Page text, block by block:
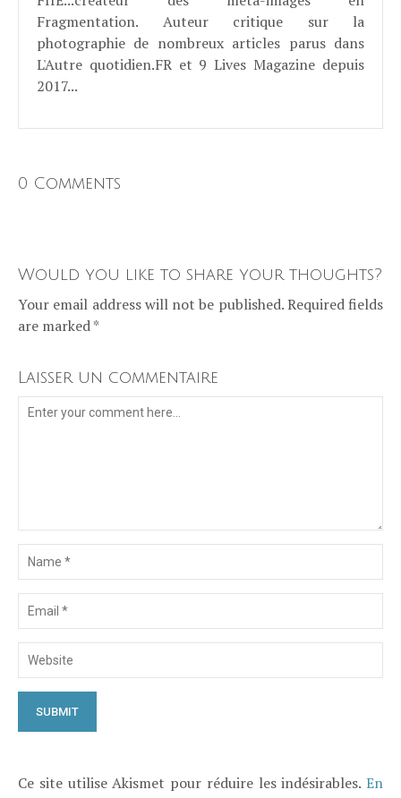
Fragmentation. Auteur critique sur la
photographie de nombreux articles parus dans
L'Autre quotidien.FR et 9 Lives Magazine depuis
2017...
0 Comments
Would you like to share your thoughts?
Your email address will not be published. Required fields
are marked *
Laisser un commentaire
Ce site utilise Akismet pour réduire les indésirables. En